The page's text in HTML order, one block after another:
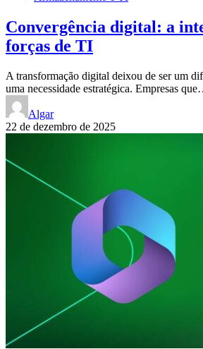
Convergência digital: a
forças de TI
A transformação digital deixou de ser um
uma necessidade estratégica. Empresas
Algar
22 de dezembro de 2025